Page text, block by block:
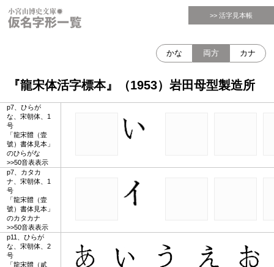
>> 活字見本帳
『龍宋体活字標本』（1953）岩田母型製造所
かな 両方 カナ
p7、ひらが
な、宋朝体、1
号
「龍宋體（壹
號）書体見本」
のひらがな
>>50音表表示
p7、カタカ
ナ、宋朝体、1
号
「龍宋體（壹
號）書体見本」
のカタカナ
>>50音表表示
p11、ひらが
な、宋朝体、2
号
「龍宋體（貳